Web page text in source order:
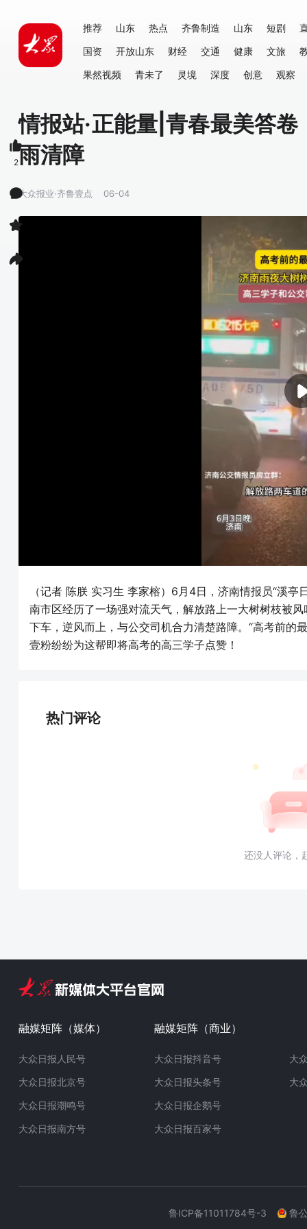
推荐 山东 热点 齐鲁制造 山东 短剧
国资
开放山东 财经 交通 健康 文旅
果然视频
青未了 灵境 深度 创意 观察
情报站·正能量|青春最美答
雨清障
大众报业·齐鲁壹点 06-04
（记者 陈朕 实习生 李家榕）6月4日，济南情报员“溪
南市区经历了一场强对流天气，解放路上一大树树枝被
下车，逆风而上，与公交司机合力清楚路障。“高考前的
壹粉纷纷为这帮即将高考的高三学子点赞！
热门评论
还没人评论，
2
融媒矩阵（媒体）
大众日报人民号
大众日报北京号
大众日报潮鸣号
大众日报南方号
融媒矩阵（商业）
大众日报抖音号
大众日报头条号
大众日报企鹅号
大众日报百家号
大
大
鲁ICP备11011784号-3 鲁